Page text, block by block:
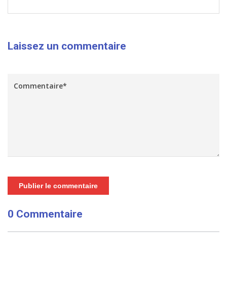
Laissez un commentaire
Publier le commentaire
0 Commentaire